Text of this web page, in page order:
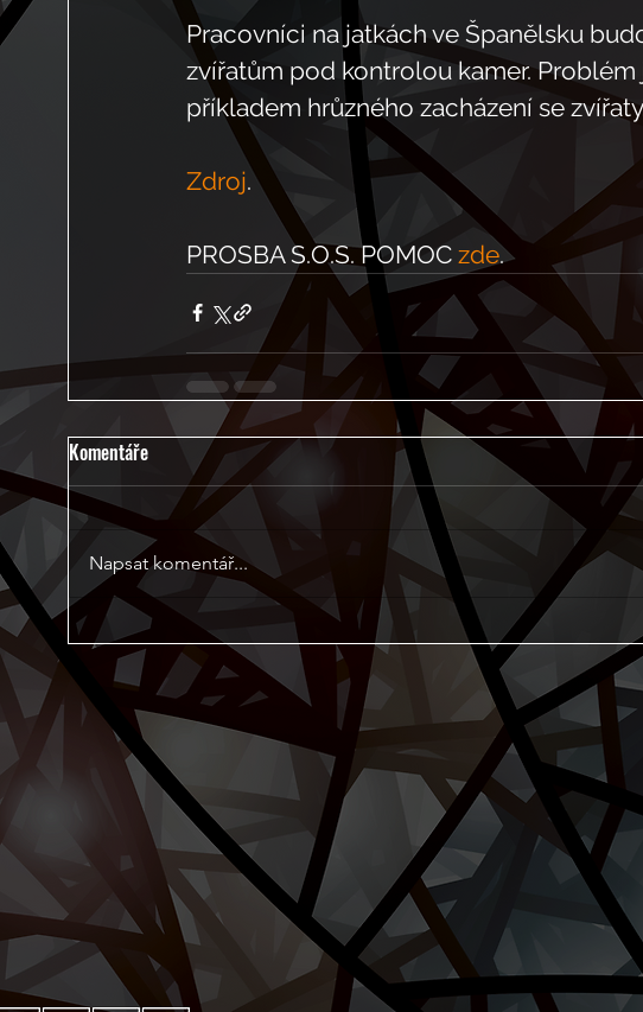
Pracovníci na jatkách ve Španělsku
zvířatům pod kontrolou kamer. Problém
příkladem hrůzného zacházení se
Zdroj.
PROSBA S.O.S. POMOC zde.
Komentáře
Napsat komentář...